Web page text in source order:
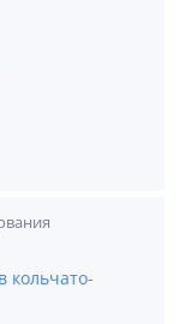
кольчато-